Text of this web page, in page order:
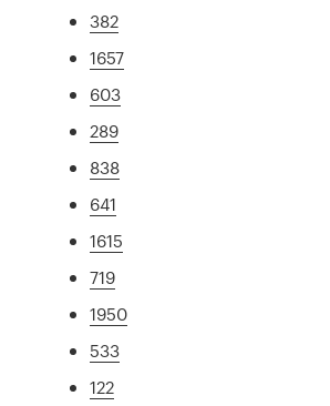
382
1657
603
289
838
641
1615
719
1950
533
122